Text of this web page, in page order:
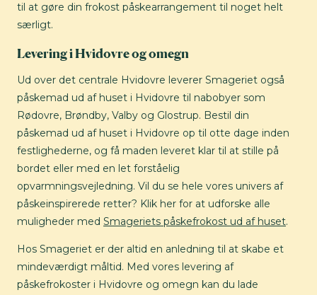
til at gøre din frokost påskearrangement til noget helt
særligt.
Levering i Hvidovre og omegn
Ud over det centrale Hvidovre leverer Smageriet også
påskemad ud af huset i Hvidovre til nabobyer som
Rødovre, Brøndby, Valby og Glostrup. Bestil din
påskemad ud af huset i Hvidovre op til otte dage inden
festlighederne, og få maden leveret klar til at stille på
bordet eller med en let forståelig
opvarmningsvejledning. Vil du se hele vores univers af
påskeinspirerede retter? Klik her for at udforske alle
muligheder med Smageriets påskefrokost ud af huset.
Hos Smageriet er der altid en anledning til at skabe et
mindeværdigt måltid. Med vores levering af
påskefrokoster i Hvidovre og omegn kan du lade